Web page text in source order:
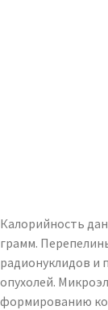
Калорийность
грамм.
радионуклидов и
опухолей.
формированию